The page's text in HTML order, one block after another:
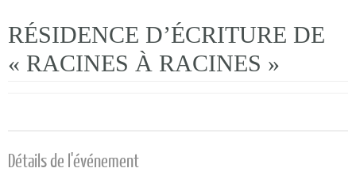
RÉSIDENCE D’ÉCRITURE DE
« RACINES À RACINES »
Détails de l'événement